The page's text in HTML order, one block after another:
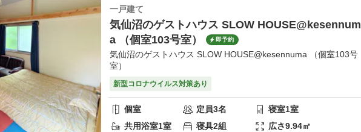
一戸建て
気仙沼のゲストハウス SLOW HOUSE@kesennum
a （個室103号室）
即予約
気仙沼のゲストハウス SLOW HOUSE@kesennuma （個室103号
室）
新型コロナウイルス対策あり
個室 定員3名 寝室1室
共用浴室1室 寝具2組 広さ9.94㎡